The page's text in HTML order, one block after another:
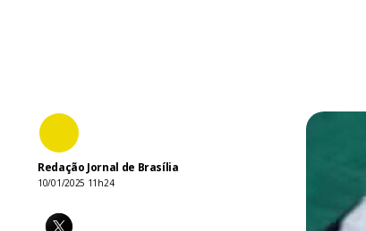
Redação Jornal de Brasília
10/01/2025 11h24